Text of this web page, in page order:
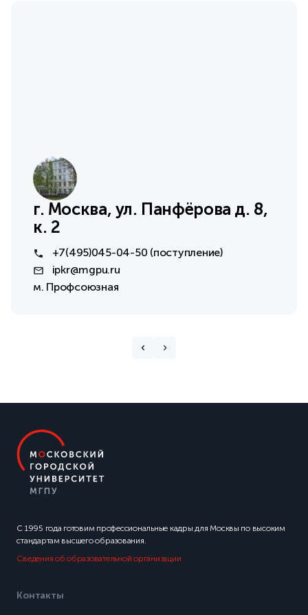
г. Москва, ул. Панфёрова д. 8,
к. 2
+7(495) 045-04-50 (поступление)
ipkr@mgpu.ru
м. Профсоюзная
С 1995 года готовим профессиональные кадры для Москвы по высоким
стандартам высшего образования.
Сведения об образовательной организации
Контакты